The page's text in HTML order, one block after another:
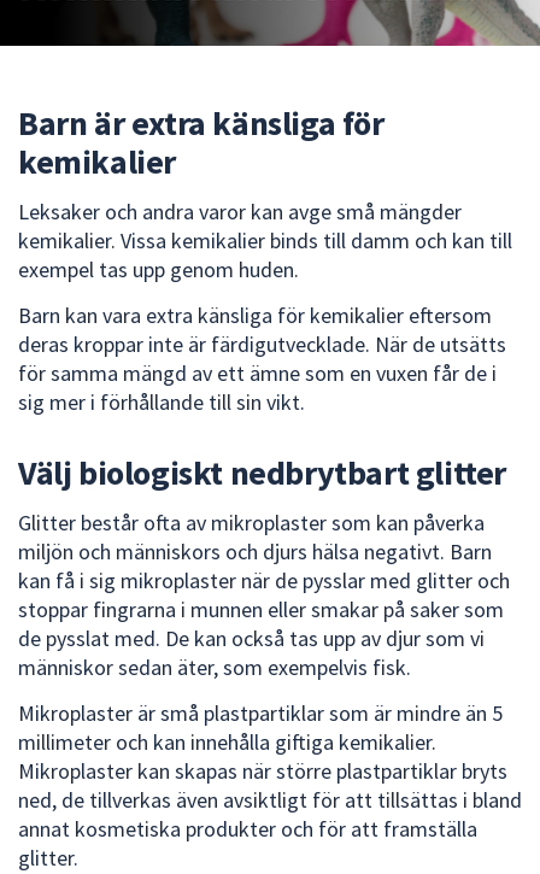
att
fältet.
Använd
för
att
sökförslagen
och
enter
välja
något
av
dem.
Barn är extra känsliga för
kemikalier
Leksaker och andra varor kan avge små mängder
kemikalier. Vissa kemikalier binds till damm och kan till
exempel tas upp genom huden.
Barn kan vara extra känsliga för kemikalier eftersom
deras kroppar inte är färdigutvecklade. När de utsätts
för samma mängd av ett ämne som en vuxen får de i
sig mer i förhållande till sin vikt.
Välj biologiskt nedbrytbart glitter
Glitter består ofta av mikroplaster som kan påverka
miljön och människors och djurs hälsa negativt. Barn
kan få i sig mikroplaster när de pysslar med glitter och
stoppar fingrarna i munnen eller smakar på saker som
de pysslat med. De kan också tas upp av djur som vi
människor sedan äter, som exempelvis fisk.
Mikroplaster är små plastpartiklar som är mindre än 5
millimeter och kan innehålla giftiga kemikalier.
Mikroplaster kan skapas när större plastpartiklar bryts
ned, de tillverkas även avsiktligt för att tillsättas i bland
annat kosmetiska produkter och för att framställa
glitter.